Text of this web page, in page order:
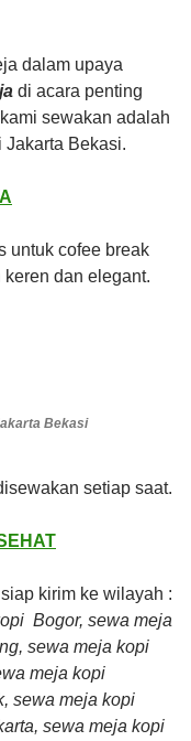
dalam upaya
di acara penting
sewakan adalah
Jakarta Bekasi.
untuk cofee break
dan elegant.
Bekasi
setiap saat.
kirim ke wilayah :
Bogor, sewa meja
sewa meja kopi
meja kopi
sewa meja kopi
sewa meja kopi